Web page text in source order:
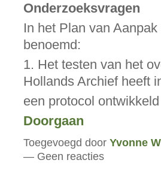
Onderzoeksvragen
In het Plan van
benoemd:
1. Het testen van het
Hollands Archief heeft
een protocol
Doorgaan
Toegevoegd door Yvonne
— Geen reacties